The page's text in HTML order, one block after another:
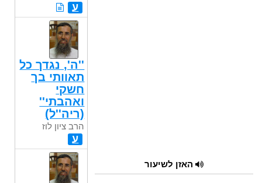
האזן לשיעור
ע
''ה', נגדך כל
תאוותי בך
חשקי
ואהבתי''
(ריה''ל)
הרב ציון לוז
ע